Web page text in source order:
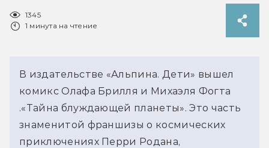
1345
1 минута на чтение
В издательстве «Альпина. Дети» вышел
комикс Олафа Брилля и Михаэля Фогта
.«Тайна блуждающей планеты». Это часть
знаменитой франшизы о космических
приключениях Перри Родана,